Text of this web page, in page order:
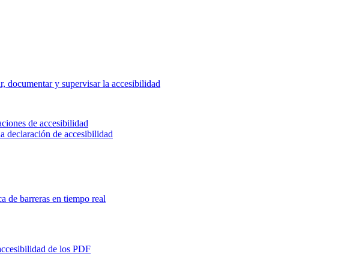
documentar y supervisar la accesibilidad
de accesibilidad
declaración de accesibilidad
de barreras en tiempo real
de los PDF